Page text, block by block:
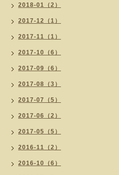
2018-01（2）
2017-12（1）
2017-11（1）
2017-10（6）
2017-09（6）
2017-08（3）
2017-07（5）
2017-06（2）
2017-05（5）
2016-11（2）
2016-10（6）